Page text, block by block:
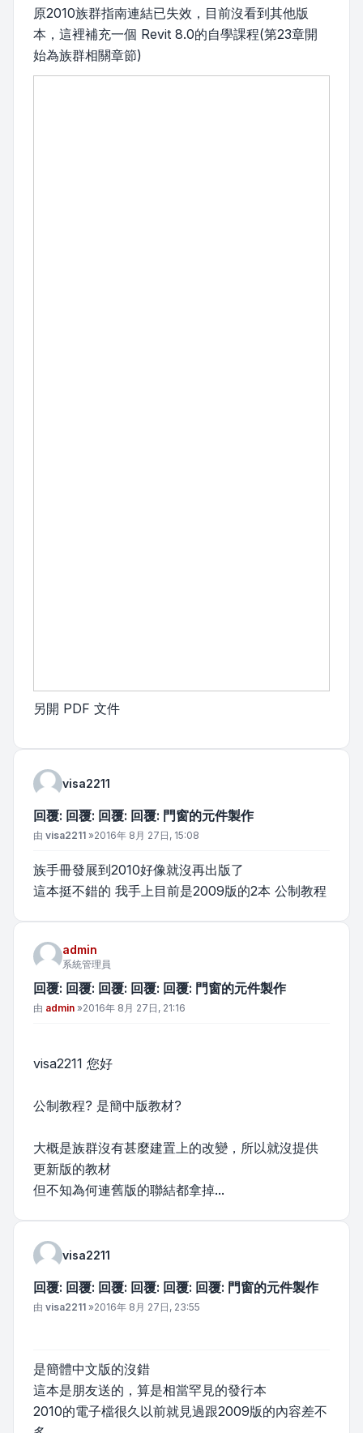
原2010族群指南連結已失效，目前沒看到其他版
本，這裡補充一個 Revit 8.0的自學課程(第23章開
始為族群相關章節)
另開 PDF 文件
visa2211
回覆: 回覆: 回覆: 回覆: 門窗的元件製作
文章
由 visa2211 »2016年 8月 27日, 15:08
族手冊發展到2010好像就沒再出版了
這本挺不錯的 我手上目前是2009版的2本 公制教程
admin
系統管理員
回覆: 回覆: 回覆: 回覆: 回覆: 門窗的元件製作
文章
由 admin »2016年 8月 27日, 21:16
visa2211 您好
公制教程? 是簡中版教材?
大概是族群沒有甚麼建置上的改變，所以就沒提供
更新版的教材
但不知為何連舊版的聯結都拿掉...
visa2211
回覆: 回覆: 回覆: 回覆: 回覆: 回覆: 門窗的元件製作
文章
由 visa2211 »2016年 8月 27日, 23:55
是簡體中文版的沒錯
這本是朋友送的，算是相當罕見的發行本
2010的電子檔很久以前就見過跟2009版的內容差不